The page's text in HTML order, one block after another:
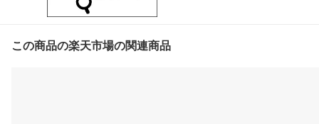
この商品の楽天市場の関連商品